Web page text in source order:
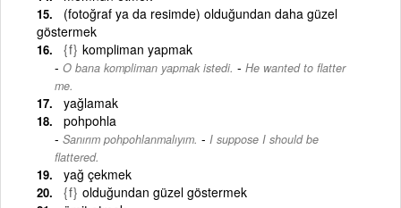
(fotoğraf ya da resimde) olduğundan daha güzel
göstermek
{f} kompliman yapmak
O bana kompliman yapmak istedi. - He wanted to flatter
me.
yağlamak
pohpohla
Sanırım pohpohlanmalıyım. - I suppose I should be
flattered.
yağ çekmek
{f} olduğundan güzel göstermek